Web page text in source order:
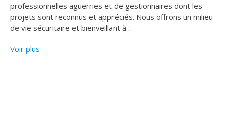
professionnelles aguerries et de gestionnaires dont les
projets sont reconnus et appréciés. Nous offrons un milieu
de vie sécuritaire et bienveillant à…
Voir plus